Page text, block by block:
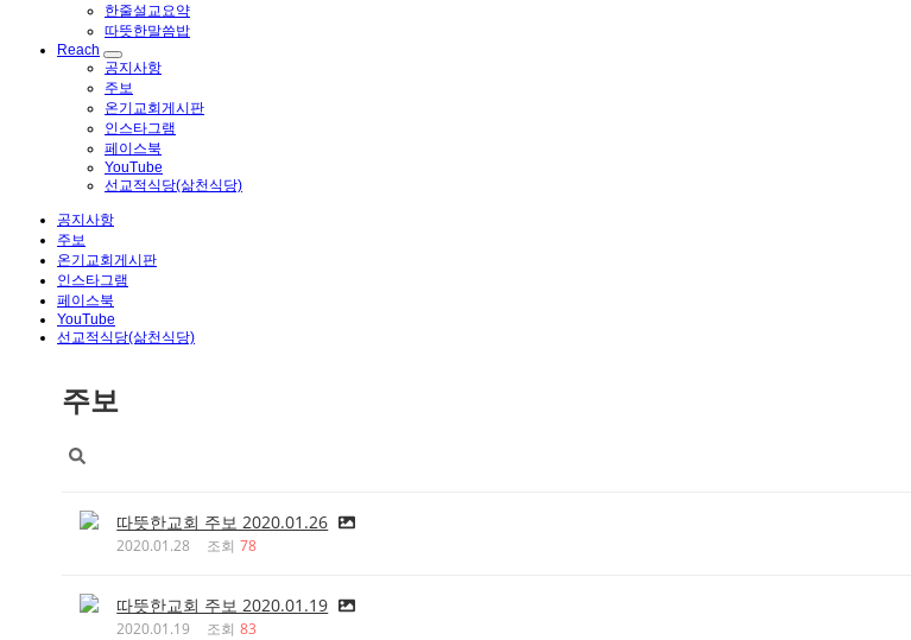
한줄설교요약
따뜻한말씀밥
Reach
공지사항
주보
온기교회게시판
인스타그램
페이스북
YouTube
선교적식당(삶천식당)
공지사항
주보
온기교회게시판
인스타그램
페이스북
YouTube
선교적식당(삶천식당)
주보
따뜻한교회 주보 2020.01.26
2020.01.28 조회 78
따뜻한교회 주보 2020.01.19
2020.01.19 조회 83